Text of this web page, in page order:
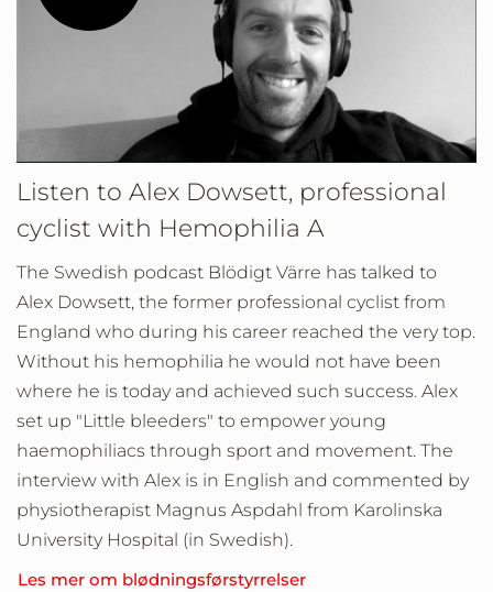
Play
Video
Listen to Alex Dowsett, professional
cyclist with Hemophilia A
The Swedish podcast Blödigt Värre has talked to
Alex Dowsett, the former professional cyclist from
England who during his career reached the very top.
Without his hemophilia he would not have been
where he is today and achieved such success. Alex
set up "Little bleeders" to empower young
haemophiliacs through sport and movement. The
interview with Alex is in English and commented by
physiotherapist Magnus Aspdahl from Karolinska
University Hospital (in Swedish).
Les mer om blødningsførstyrrelser